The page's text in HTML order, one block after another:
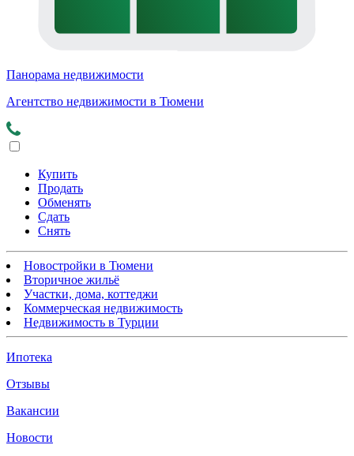
Панорама недвижимости
Агентство недвижимости в Тюмени
Купить
Продать
Обменять
Сдать
Снять
Новостройки в Тюмени
Вторичное жильё
Участки, дома, коттеджи
Коммерческая недвижимость
Недвижимость в Турции
Ипотека
Отзывы
Вакансии
Новости